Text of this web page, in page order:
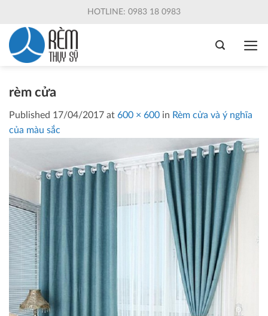
content
HOTLINE: 0983 18 0983
rèm cửa
Published 17/04/2017 at 600 × 600 in Rèm cửa và ý nghĩa
của màu sắc